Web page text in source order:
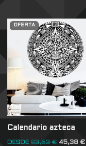
OFERTA
Calendario azteca
DESDE 63,53€ 45,38 €